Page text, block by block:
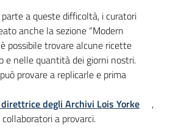
a queste difficoltà, i curatori
anche la sezione “Modern
possibile trovare alcune ricette
e nelle quantità dei giorni nostri.
provare a replicarle e prima
degli Archivi Lois Yorke
,
a provarci.